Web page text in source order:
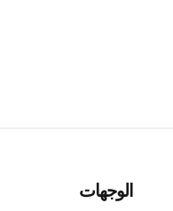
الوجهات